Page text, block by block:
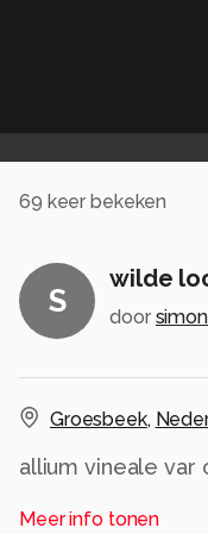
69 keer bekeken
S
wilde
door
Groesbeek,
allium vineale var
Alle rechten voorbehouden
Meer info tonen